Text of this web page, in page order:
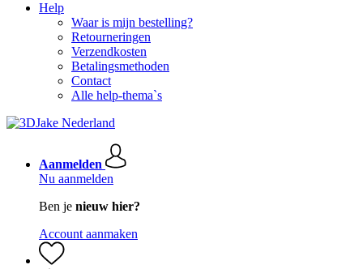
Help
Waar is mijn bestelling?
Retourneringen
Verzendkosten
Betalingsmethoden
Contact
Alle help-thema`s
Aanmelden
Nu aanmelden
Ben je nieuw hier?
Account aanmaken